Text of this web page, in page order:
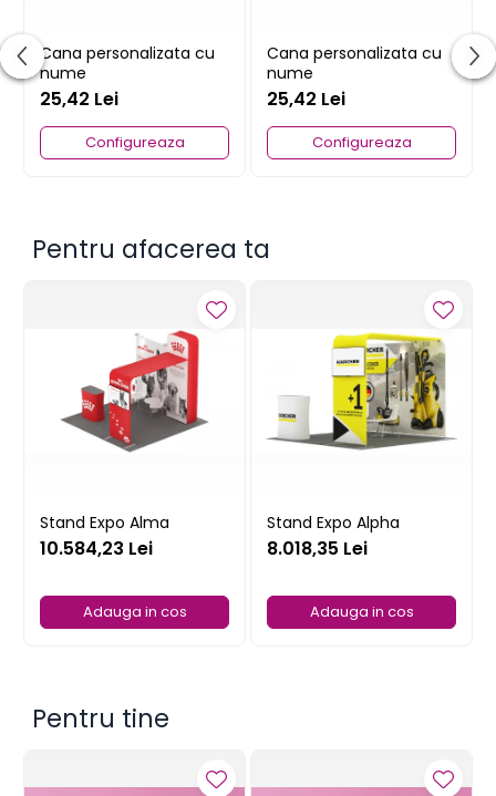
Cana personalizata cu
nume
25,42 Lei
Configureaza
Cana personalizata cu
nume
25,42 Lei
Configureaza
Pentru afacerea ta
Stand Expo Alma
10.584,23 Lei
Adauga in cos
Stand Expo Alpha
8.018,35 Lei
Adauga in cos
Pentru tine